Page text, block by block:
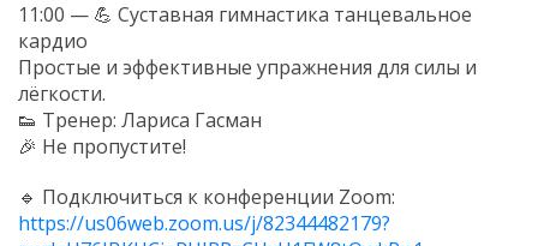
11:00 — 💪 Суставная гимнастика танцевальное
кардио
Простые и эффективные упражнения для силы и
лёгкости.
👟 Тренер: Лариса Гасман
🎉 Не пропустите!
🔹 Подключиться к конференции Zoom:
https://us06web.zoom.us/j/82344482179?